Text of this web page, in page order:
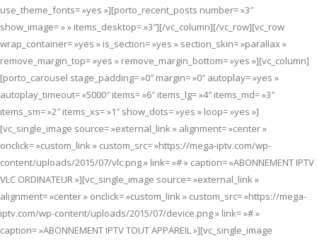
use_theme_fonts= »yes »][porto_recent_posts number= »3″
show_image= » » items_desktop= »3″][/vc_column][/vc_row][vc_row
wrap_container= »yes » is_section= »yes » section_skin= »parallax »
remove_margin_top= »yes » remove_margin_bottom= »yes »][vc_column]
[porto_carousel stage_padding= »0″ margin= »0″ autoplay= »yes »
autoplay_timeout= »5000″ items= »6″ items_lg= »4″ items_md= »3″
items_sm= »2″ items_xs= »1″ show_dots= »yes » loop= »yes »]
[vc_single_image source= »external_link » alignment= »center »
onclick= »custom_link » custom_src= »https://mega-iptv.com/wp-
content/uploads/2015/07/vlc.png » link= »# » caption= »ABONNEMENT IPTV
VLC ORDINATEUR »][vc_single_image source= »external_link »
alignment= »center » onclick= »custom_link » custom_src= »https://mega-
iptv.com/wp-content/uploads/2015/07/device.png » link= »# »
caption= »ABONNEMENT IPTV TOUT APPAREIL »][vc_single_image